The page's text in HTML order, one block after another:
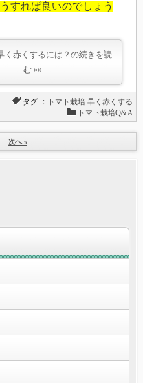
すれば良いのでしょう
く赤くするには？の続きを読
む »»
タグ ： トマト栽培 早く赤くする
トマト栽培Q&A
次へ »